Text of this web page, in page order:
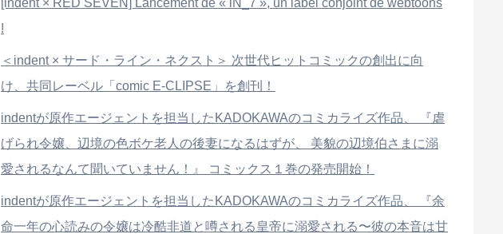
[indent × RED SEVEN] Lancement de « iN_7 », un label conjoint de webtoons
!
＜indent × サード・ライン・ネクスト＞ 次世代ヒットコミックの創出に向
け、共同レーベル「comic E-CLIPSE」を創刊！
indentが原作エージェントを担当したKADOKAWAのコミカライズ作品、 『虐
げられ令嬢、辺境の色ボケ老人の後妻になるはずが、 美貌の辺境伯さまに溺
愛されるなんて聞いていません！』 コミックス１巻の発売開始！
indentが原作エージェントを担当したKADOKAWAのコミカライズ作品、 『余
命一年の心読みの令嬢は冷酷非道と噂される皇帝に溺愛される〜彼の本音は甘